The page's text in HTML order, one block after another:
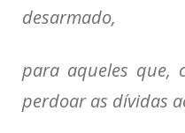
desarmado,
para aqueles que,
perdoar as dívidas